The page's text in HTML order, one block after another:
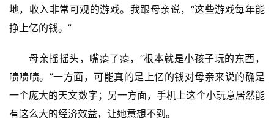
5
第
十
金
茶
奖
地，收入非常可观的游戏。我跟母亲说，“这些游戏每年能
挣上亿的钱。”
母亲摇摇头，嘴瘪了瘪，“根本就是小孩子玩的东西，
啧啧啧。”一方面，可能真的是上亿的钱对母亲来说的确是
一个庞大的天文数字；另一方面，手机上这个小玩意居然能
有这么大的经济效益，让她意想不到。